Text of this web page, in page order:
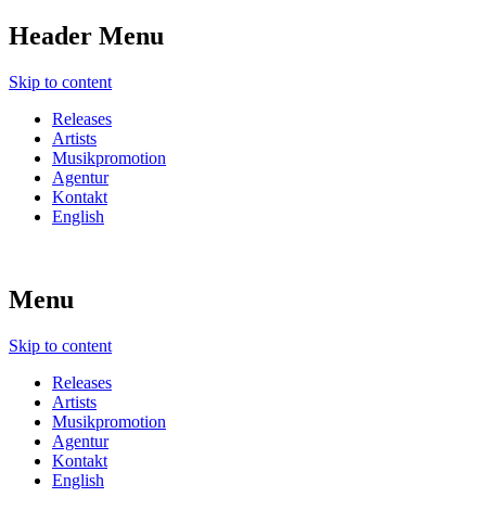
Header Menu
Skip to content
Releases
Artists
Musikpromotion
Agentur
Kontakt
English
Menu
Skip to content
Releases
Artists
Musikpromotion
Agentur
Kontakt
English